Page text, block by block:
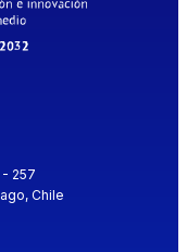
257
Chile